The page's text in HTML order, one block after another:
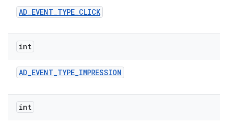
AD_EVENT_TYPE_CLICK
int
AD_EVENT_TYPE_IMPRESSION
int